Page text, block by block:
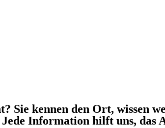
Sie kennen den Ort, wissen
Information hilft uns, das